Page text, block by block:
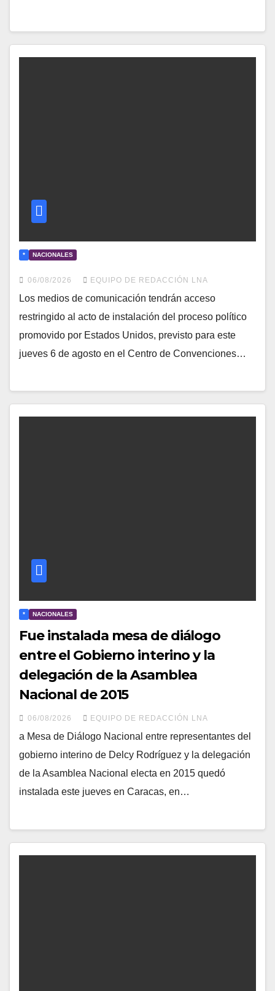
* NACIONALES
06/08/2026 EQUIPO DE REDACCIÓN LNA
Los medios de comunicación tendrán acceso
restringido al acto de instalación del proceso político
promovido por Estados Unidos, previsto para este
jueves 6 de agosto en el Centro de Convenciones…
* NACIONALES
Fue instalada mesa de diálogo
entre el Gobierno interino y la
delegación de la Asamblea
Nacional de 2015
06/08/2026 EQUIPO DE REDACCIÓN LNA
a Mesa de Diálogo Nacional entre representantes del
gobierno interino de Delcy Rodríguez y la delegación
de la Asamblea Nacional electa en 2015 quedó
instalada este jueves en Caracas, en…